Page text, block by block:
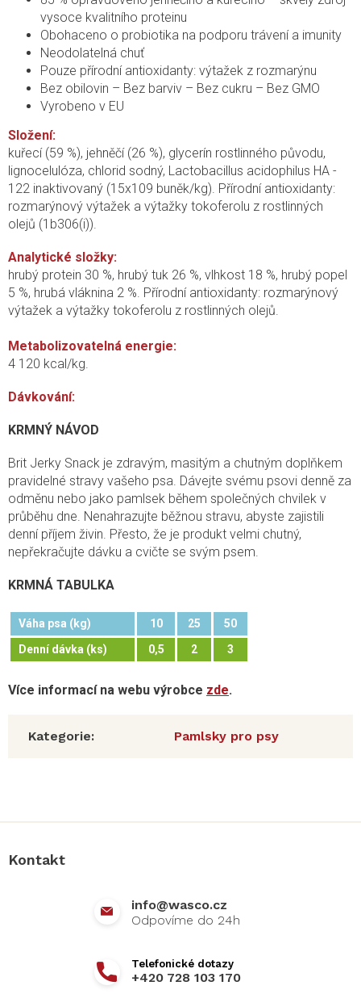
vysoce kvalitního proteinu
Obohaceno o probiotika na podporu trávení a imunity
Neodolatelná chuť
Pouze přírodní antioxidanty: výtažek z rozmarýnu
Bez obilovin – Bez barviv – Bez cukru – Bez GMO
Vyrobeno v EU
Složení:
kuřecí (59 %), jehněčí (26 %), glycerín rostlinného původu,
lignocelulóza, chlorid sodný, Lactobacillus acidophilus HA -
122 inaktivovaný (15x109 buněk/kg). Přírodní antioxidanty:
rozmarýnový výtažek a výtažky tokoferolu z rostlinných
olejů (1b306(i)).
Analytické složky:
hrubý protein 30 %, hrubý tuk 26 %, vlhkost 18 %, hrubý popel
5 %, hrubá vláknina 2 %. Přírodní antioxidanty: rozmarýnový
výtažek a výtažky tokoferolu z rostlinných olejů.
Metabolizovatelná energie:
4 120 kcal/kg.
Dávkování:
KRMNÝ NÁVOD
Brit Jerky Snack je zdravým, masitým a chutným doplňkem
pravidelné stravy vašeho psa. Dávejte svému psovi denně za
odměnu nebo jako pamlsek během společných chvilek v
průběhu dne. Nenahrazujte běžnou stravu, abyste zajistili
denní příjem živin. Přesto, že je produkt velmi chutný,
nepřekračujte dávku a cvičte se svým psem.
KRMNÁ TABULKA
Váha psa (kg) 10 25
50
Denní dávka (ks)
0,5 2 3
Více informací na webu výrobce zde.
Kategorie: Pamlsky pro psy
Kontakt
info@wasco.cz
+420 728 103 170